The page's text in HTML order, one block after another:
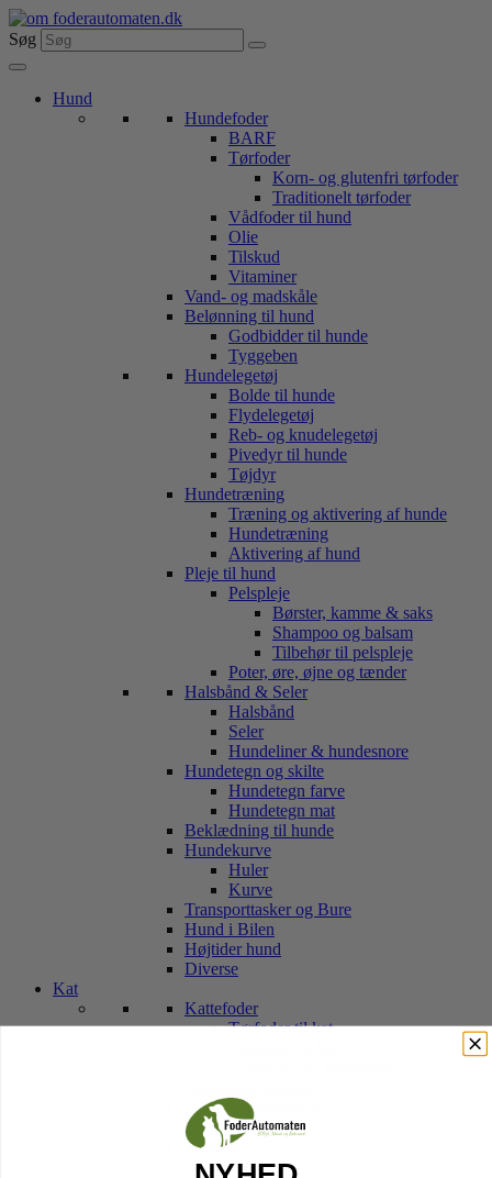
Videre
til
indhold
Søg
Hund
Hundefoder
BARF
Tørfoder
Korn- og glutenfri tørfoder
Traditionelt tørfoder
Vådfoder til hund
Olie
Tilskud
Vitaminer
Vand- og madskåle
Belønning til hund
Godbidder til hunde
Tyggeben
Hundelegetøj
Bolde til hunde
Flydelegetøj
Reb- og knudelegetøj
Pivedyr til hunde
Tøjdyr
Hundetræning
Træning og aktivering af hunde
Hundetræning
Aktivering af hund
Pleje til hund
Pelspleje
Børster, kamme & saks
Shampoo og balsam
Tilbehør til pelspleje
Poter, øre, øjne og tænder
Halsbånd & Seler
Halsbånd
Seler
Hundeliner & hundesnore
Hundetegn og skilte
Hundetegn farve
Hundetegn mat
Beklædning til hunde
Hundekurve
Huler
Kurve
Transporttasker og Bure
Hund i Bilen
Højtider hund
Diverse
Kat
Kattefoder
Tørfoder til kat
Vand- og Madskåle
Legetøj til kat
Pelspleje
Transport Tasker